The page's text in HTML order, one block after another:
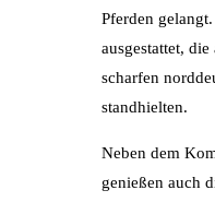
Pferden
ausgestattet,
scharfen
standhielten.
Neben dem
genießen auch